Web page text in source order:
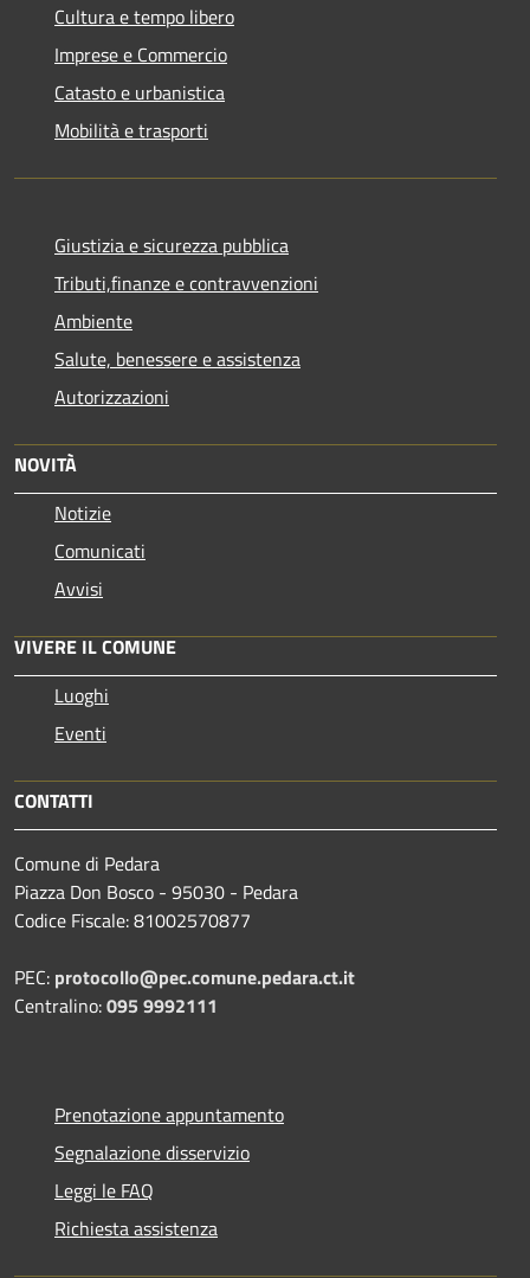
Cultura e tempo libero
Imprese e Commercio
Catasto e urbanistica
Mobilità e trasporti
Giustizia e sicurezza pubblica
Tributi,finanze e contravvenzioni
Ambiente
Salute, benessere e assistenza
Autorizzazioni
NOVITÀ
Notizie
Comunicati
Avvisi
VIVERE IL COMUNE
Luoghi
Eventi
CONTATTI
Comune di Pedara
Piazza Don Bosco - 95030 - Pedara
Codice Fiscale: 81002570877
PEC: protocollo@pec.comune.pedara.ct.it
Centralino:095 9992111
Prenotazione appuntamento
Segnalazione disservizio
Leggi le FAQ
Richiesta assistenza